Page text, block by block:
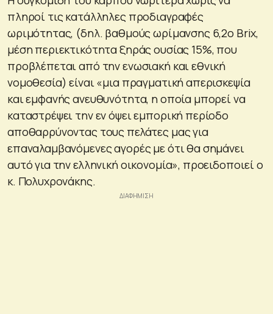
πληροί τις κατάλληλες προδιαγραφές
ωριμότητας, (δηλ. βαθμούς ωρίμανσης 6,2ο Brix,
μέση περιεκτικότητα ξηράς ουσίας 15%, που
προβλέπεται από την ενωσιακή και εθνική
νομοθεσία) είναι «μια πραγματική απερισκεψία
και εμφανής ανευθυνότητα, η οποία μπορεί να
καταστρέψει την εν όψει εμπορική περίοδο
αποθαρρύνοντας τους πελάτες μας για
επαναλαμβανόμενες αγορές με ότι θα σημάνει
αυτό για την ελληνική οικονομία», προειδοποιεί ο
κ. Πολυχρονάκης.